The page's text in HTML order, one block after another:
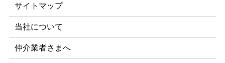
サイトマップ
当社について
仲介業者さまへ